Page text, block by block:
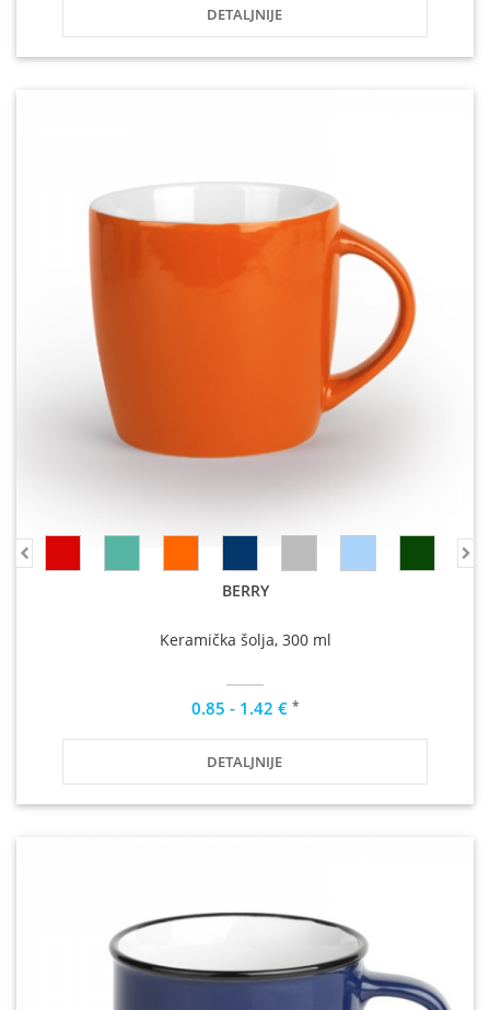
DETALJNIJE
BERRY
Keramička šolja, 300 ml
0.85 - 1.42 € *
DETALJNIJE